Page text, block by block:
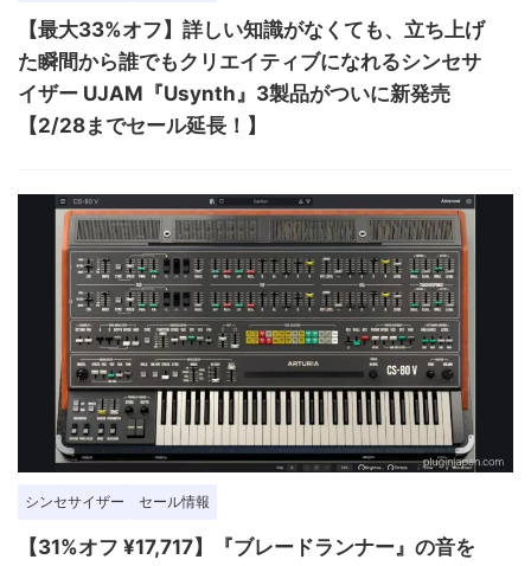
【最大33%オフ】詳しい知識がなくても、立ち上げ
た瞬間から誰でもクリエイティブになれるシンセサ
イザー UJAM『Usynth』3製品がついに新発売
【2/28までセール延長！】
シンセサイザー セール情報
【31%オフ ¥17,717】『ブレードランナー』の音を